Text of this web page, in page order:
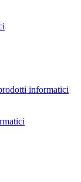
informatici